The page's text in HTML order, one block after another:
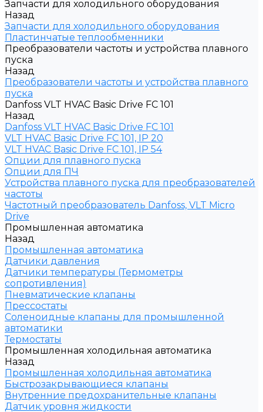
Запчасти для холодильного оборудования
Назад
Запчасти для холодильного оборудования
Пластинчатые теплообменники
Преобразователи частоты и устройства плавного
пуска
Назад
Преобразователи частоты и устройства плавного
пуска
Danfoss VLT HVAC Basic Drive FC 101
Назад
Danfoss VLT HVAC Basic Drive FC 101
VLT HVAC Basic Drive FC 101, IP 20
VLT HVAC Basic Drive FC 101, IP 54
Опции для плавного пуска
Опции для ПЧ
Устройства плавного пуска для преобразователей
частоты
Частотный преобразователь Danfoss, VLT Micro
Drive
Промышленная автоматика
Назад
Промышленная автоматика
Датчики давления
Датчики температуры (Термометры
сопротивления)
Пневматические клапаны
Прессостаты
Соленоидные клапаны для промышленной
автоматики
Термостаты
Промышленная холодильная автоматика
Назад
Промышленная холодильная автоматика
Быстрозакрывающиеся клапаны
Внутренние предохранительные клапаны
Датчик уровня жидкости